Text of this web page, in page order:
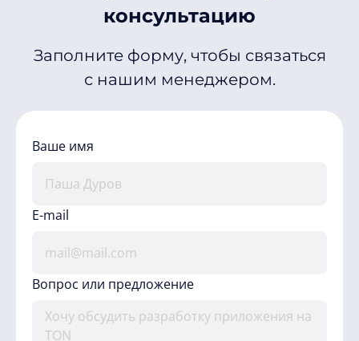
консультацию
Заполните форму, чтобы связаться
с нашим менеджером.
Ваше имя
E-mail
Вопрос или предложение